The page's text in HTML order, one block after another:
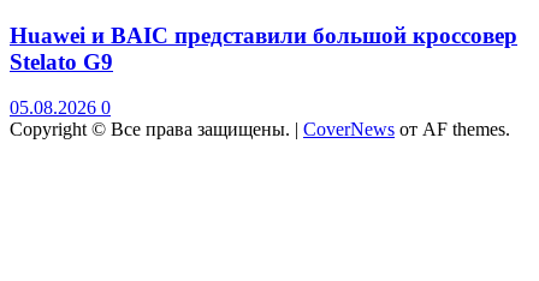
Huawei и BAIC представили большой кроссовер
Stelato G9
05.08.2026 0
Copyright © Все права защищены. | CoverNews от AF themes.